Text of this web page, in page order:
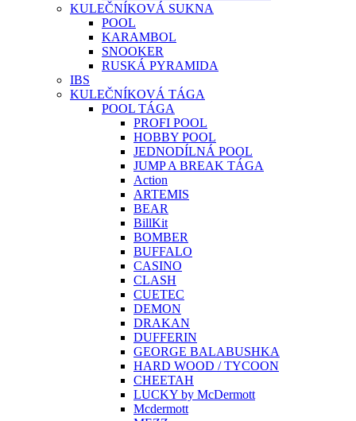
KULEČNÍKOVÁ SUKNA
POOL
KARAMBOL
SNOOKER
RUSKÁ PYRAMIDA
IBS
KULEČNÍKOVÁ TÁGA
POOL TÁGA
PROFI POOL
HOBBY POOL
JEDNODÍLNÁ POOL
JUMP A BREAK TÁGA
Action
ARTEMIS
BEAR
BillKit
BOMBER
BUFFALO
CASINO
CLASH
CUETEC
DEMON
DRAKAN
DUFFERIN
GEORGE BALABUSHKA
HARD WOOD / TYCOON
CHEETAH
LUCKY by McDermott
Mcdermott